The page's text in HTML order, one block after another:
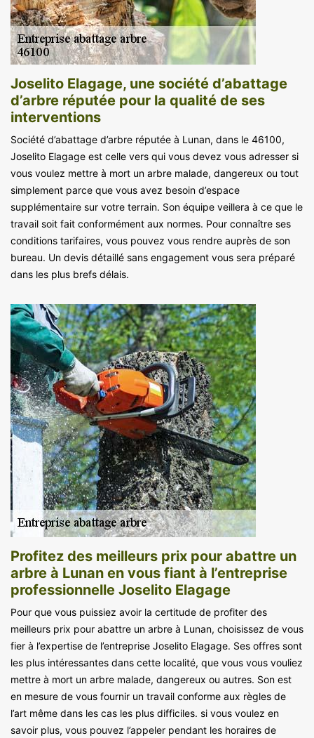
Joselito Elagage, une société d’abattage
d’arbre réputée pour la qualité de ses
interventions
Société d’abattage d’arbre réputée à Lunan, dans le 46100,
Joselito Elagage est celle vers qui vous devez vous adresser si
vous voulez mettre à mort un arbre malade, dangereux ou tout
simplement parce que vous avez besoin d’espace
supplémentaire sur votre terrain. Son équipe veillera à ce que le
travail soit fait conformément aux normes. Pour connaître ses
conditions tarifaires, vous pouvez vous rendre auprès de son
bureau. Un devis détaillé sans engagement vous sera préparé
dans les plus brefs délais.
Profitez des meilleurs prix pour abattre un
arbre à Lunan en vous fiant à l’entreprise
professionnelle Joselito Elagage
Pour que vous puissiez avoir la certitude de profiter des
meilleurs prix pour abattre un arbre à Lunan, choisissez de vous
fier à l’expertise de l’entreprise Joselito Elagage. Ses offres sont
les plus intéressantes dans cette localité, que vous vous vouliez
mettre à mort un arbre malade, dangereux ou autres. Son est
en mesure de vous fournir un travail conforme aux règles de
l’art même dans les cas les plus difficiles. si vous voulez en
savoir plus, vous pouvez l’appeler pendant les horaires de